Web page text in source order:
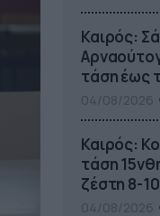
Καιρός:
τάση έως
Καιρός:
τάση
ζέστη 8-